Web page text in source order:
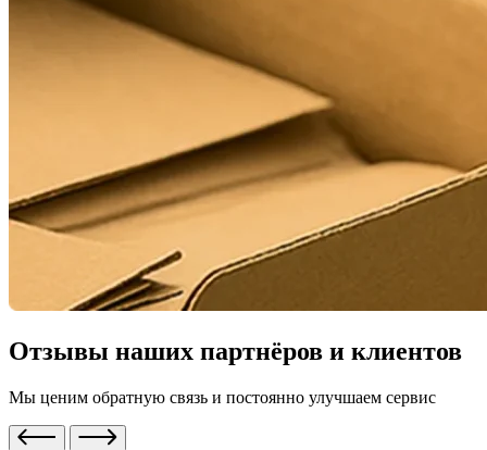
Отзывы наших партнёров и клиентов
Мы ценим обратную связь и постоянно улучшаем сервис